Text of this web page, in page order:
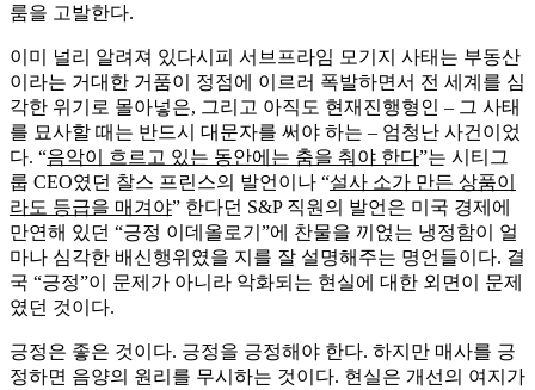
룸을 고발한다.
이미 널리 알려져 있다시피 서브프라임 모기지 사태는 부동산
이라는 거대한 거품이 정점에 이르러 폭발하면서 전 세계를 심
각한 위기로 몰아넣은, 그리고 아직도 현재진행형인 – 그 사태
를 묘사할 때는 반드시 대문자를 써야 하는 – 엄청난 사건이었
다. “음악이 흐르고 있는 동안에는 춤을 춰야 한다”는 시티그
룹 CEO였던 찰스 프린스의 발언이나 “설사 소가 만든 상품이
라도 등급을 매겨야” 한다던 S&P 직원의 발언은 미국 경제에
만연해 있던 “긍정 이데올로기”에 찬물을 끼얹는 냉정함이 얼
마나 심각한 배신행위였을 지를 잘 설명해주는 명언들이다. 결
국 “긍정”이 문제가 아니라 악화되는 현실에 대한 외면이 문제
였던 것이다.
긍정은 좋은 것이다. 긍정을 긍정해야 한다. 하지만 매사를 긍
정하면 음양의 원리를 무시하는 것이다. 현실은 개선의 여지가